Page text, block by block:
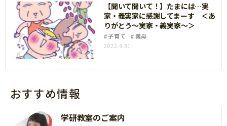
【聞いて聞いて！】たまには…実
家・義実家に感謝してまーす ＜あ
りがとう～実家・義実家～＞
子育て
義母
2022.8.31
おすすめ情報
学研教室のご案内